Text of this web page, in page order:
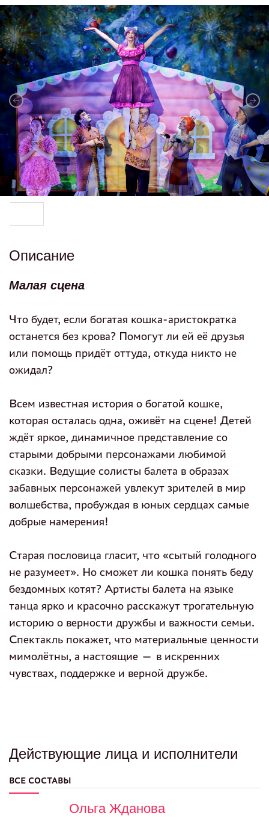
Описание
Малая сцена
Что будет, если богатая кошка‑аристократка
останется без крова? Помогут ли ей её друзья
или помощь придёт оттуда, откуда никто не
ожидал?
Всем известная история о богатой кошке,
которая осталась одна, оживёт на сцене! Детей
ждёт яркое, динамичное представление со
старыми добрыми персонажами любимой
сказки. Ведущие солисты балета в образах
забавных персонажей увлекут зрителей в мир
волшебства, пробуждая в юных сердцах самые
добрые намерения!
Старая пословица гласит, что «сытый голодного
не разумеет». Но сможет ли кошка понять беду
бездомных котят? Артисты балета на языке
танца ярко и красочно расскажут трогательную
историю о верности дружбы и важности семьи.
Спектакль покажет, что материальные ценности
мимолётны, а настоящие — в искренних
чувствах, поддержке и верной дружбе.
Действующие лица и исполнители
ВСЕ СОСТАВЫ
Ольга Жданова